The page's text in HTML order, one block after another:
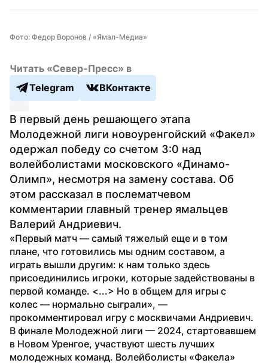
Фото: Федор Воронов / «Ямал-Медиа»
Читать «Север-Пресс» в
Telegram
ВКонтакте
В первый день решающего этапа
Молодежной лиги новоуренгойский «Факел»
одержал победу со счетом 3:0 над
волейболистами московского «Динамо-
Олимп», несмотря на замену состава. Об
этом рассказал в послематчевом
комментарии главный тренер ямальцев
Валерий Андриевич.
«Первый матч — самый тяжелый еще и в том
плане, что готовились мы одним составом, а
играть вышли другим: к нам только здесь
присоединились игроки, которые задействованы в
первой команде. <...> Но в общем для игры с
колес — нормально сыграли», —
прокомментировал игру с москвичами Андриевич.
В финале Молодежной лиги — 2024, стартовавшем
в Новом Уренгое, участвуют шесть лучших